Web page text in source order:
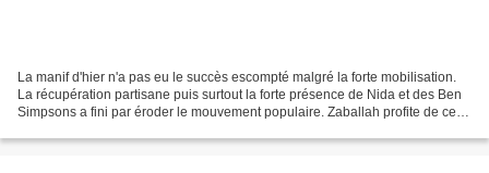
La manif d'hier n'a pas eu le succès escompté malgré la forte mobilisation.
La récupération partisane puis surtout la forte présence de Nida et des Ben
Simpsons a fini par éroder le mouvement populaire. Zaballah profite de cette